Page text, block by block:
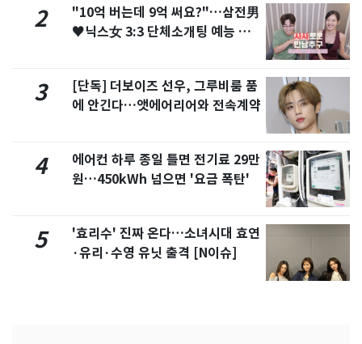
2
"10억 버는데 9억 써요?"…삼전男
♥닉스女 3:3 단체소개팅 예능 화
3
[단독] 더보이즈 선우, 그루비룸 품
에 안긴다…앳에어리어와 전속계약
4
에어컨 하루 종일 틀면 전기료 29만
원…450kWh 넘으면 '요금 폭탄'
5
'효리수' 진짜 온다…소녀시대 효연
·유리·수영 유닛 출격 [N이슈]